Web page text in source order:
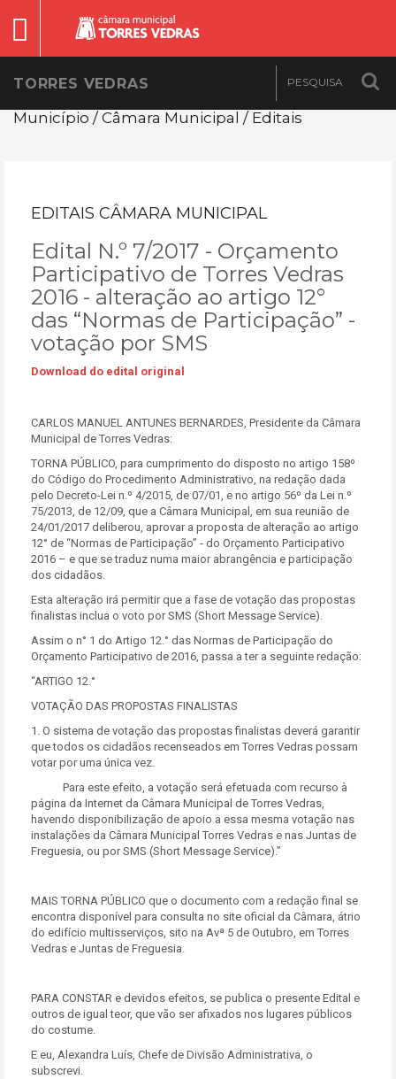
TORRES VEDRAS
Município / Câmara Municipal / Editais
EDITAIS CÂMARA MUNICIPAL
Edital N.º 7/2017 - Orçamento
Participativo de Torres Vedras
2016 - alteração ao artigo 12°
das “Normas de Participação” -
votação por SMS
Download do edital original
CARLOS MANUEL ANTUNES BERNARDES, Presidente da Câmara
Municipal de Torres Vedras:
TORNA PÚBLICO, para cumprimento do disposto no artigo 158º
do Código do Procedimento Administrativo, na redação dada
pelo Decreto-Lei n.º 4/2015, de 07/01, e no artigo 56º da Lei n.º
75/2013, de 12/09, que a Câmara Municipal, em sua reunião de
24/01/2017 deliberou, aprovar a proposta de alteração ao artigo
12° de “Normas de Participação” - do Orçamento Participativo
2016 – e que se traduz numa maior abrangência e participação
dos cidadãos.
Esta alteração irá permitir que a fase de votação das propostas
finalistas inclua o voto por SMS (Short Message Service).
Assim o n° 1 do Artigo 12.° das Normas de Participação do
Orçamento Participativo de 2016, passa a ter a seguinte redação:
“ARTIGO 12.°
VOTAÇÃO DAS PROPOSTAS FINALISTAS
1. O sistema de votação das propostas finalistas deverá garantir
que todos os cidadãos recenseados em Torres Vedras possam
votar por uma única vez.
Para este efeito, a votação será efetuada com recurso à
página da Internet da Câmara Municipal de Torres Vedras,
havendo disponibilização de apoio a essa mesma votação nas
instalações da Câmara Municipal Torres Vedras e nas Juntas de
Freguesia, ou por SMS (Short Message Service).”
MAIS TORNA PÚBLICO que o documento com a redação final se
encontra disponível para consulta no site oficial da Câmara, átrio
do edifício multisserviços, sito na Avª 5 de Outubro, em Torres
Vedras e Juntas de Freguesia.
PARA CONSTAR e devidos efeitos, se publica o presente Edital e
outros de igual teor, que vão ser afixados nos lugares públicos
do costume.
E eu, Alexandra Luís, Chefe de Divisão Administrativa, o
subscrevi.